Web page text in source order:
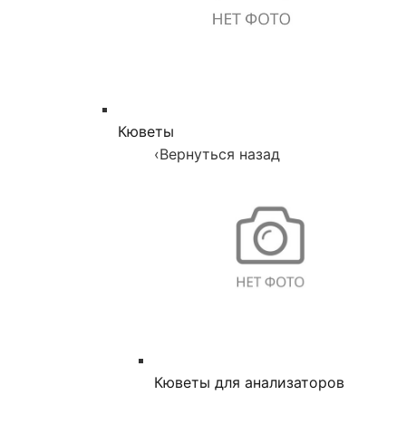
Кюветы
‹Вернуться назад
Кюветы для анализаторов